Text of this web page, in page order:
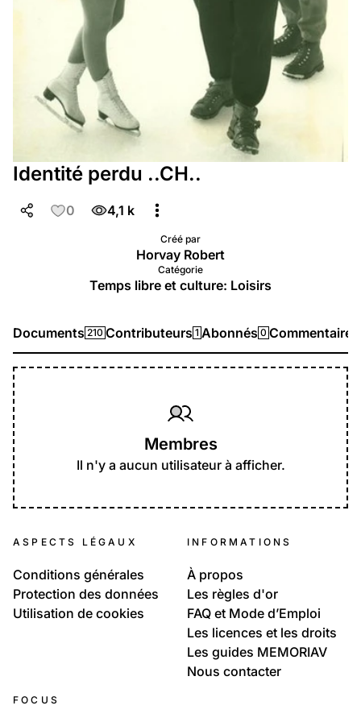
Identité perdu ..CH..
0 4,1 k
Créé par
Horvay Robert
Catégorie
Temps libre et culture: Loisirs
Documents 210 Contributeurs 1 Abonnés 0 Commentaires
Membres
Il n'y a aucun utilisateur à afficher.
ASPECTS LÉGAUX
Conditions générales
Protection des données
Utilisation de cookies
INFORMATIONS
À propos
Les règles d'or
FAQ et Mode d’Emploi
Les licences et les droits
Les guides MEMORIAV
Nous contacter
FOCUS